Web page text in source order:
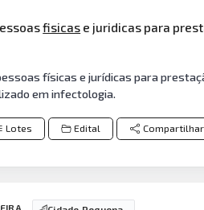
fisicas e juridicas para
físicas e jurídicas para
em infectologia.
Lotes Edital Compartilhar